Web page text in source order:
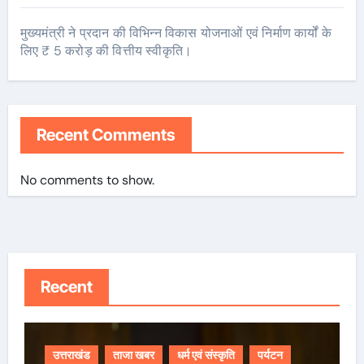
मुख्यमंत्री ने प्रदान की विभिन्न विकास योजनाओं एवं निर्माण कार्यों के
लिए ₹ 5 करोड़ की वित्तीय स्वीकृति।
Recent Comments
No comments to show.
Recent
उत्तराखंड ताजा खबर धर्म एवं संस्कृति
पर्यटन